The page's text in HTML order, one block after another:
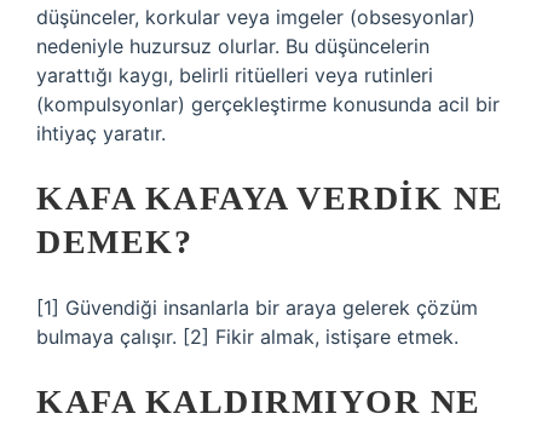
düşünceler, korkular veya imgeler (obsesyonlar)
nedeniyle huzursuz olurlar. Bu düşüncelerin
yarattığı kaygı, belirli ritüelleri veya rutinleri
(kompulsyonlar) gerçekleştirme konusunda acil bir
ihtiyaç yaratır.
KAFA KAFAYA VERDIK NE
DEMEK?
[1] Güvendiği insanlarla bir araya gelerek çözüm
bulmaya çalışır. [2] Fikir almak, istişare etmek.
KAFA KALDIRMIYOR NE